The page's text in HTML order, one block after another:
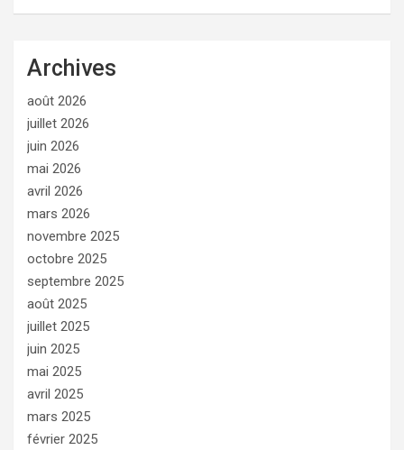
Archives
août 2026
juillet 2026
juin 2026
mai 2026
avril 2026
mars 2026
novembre 2025
octobre 2025
septembre 2025
août 2025
juillet 2025
juin 2025
mai 2025
avril 2025
mars 2025
février 2025